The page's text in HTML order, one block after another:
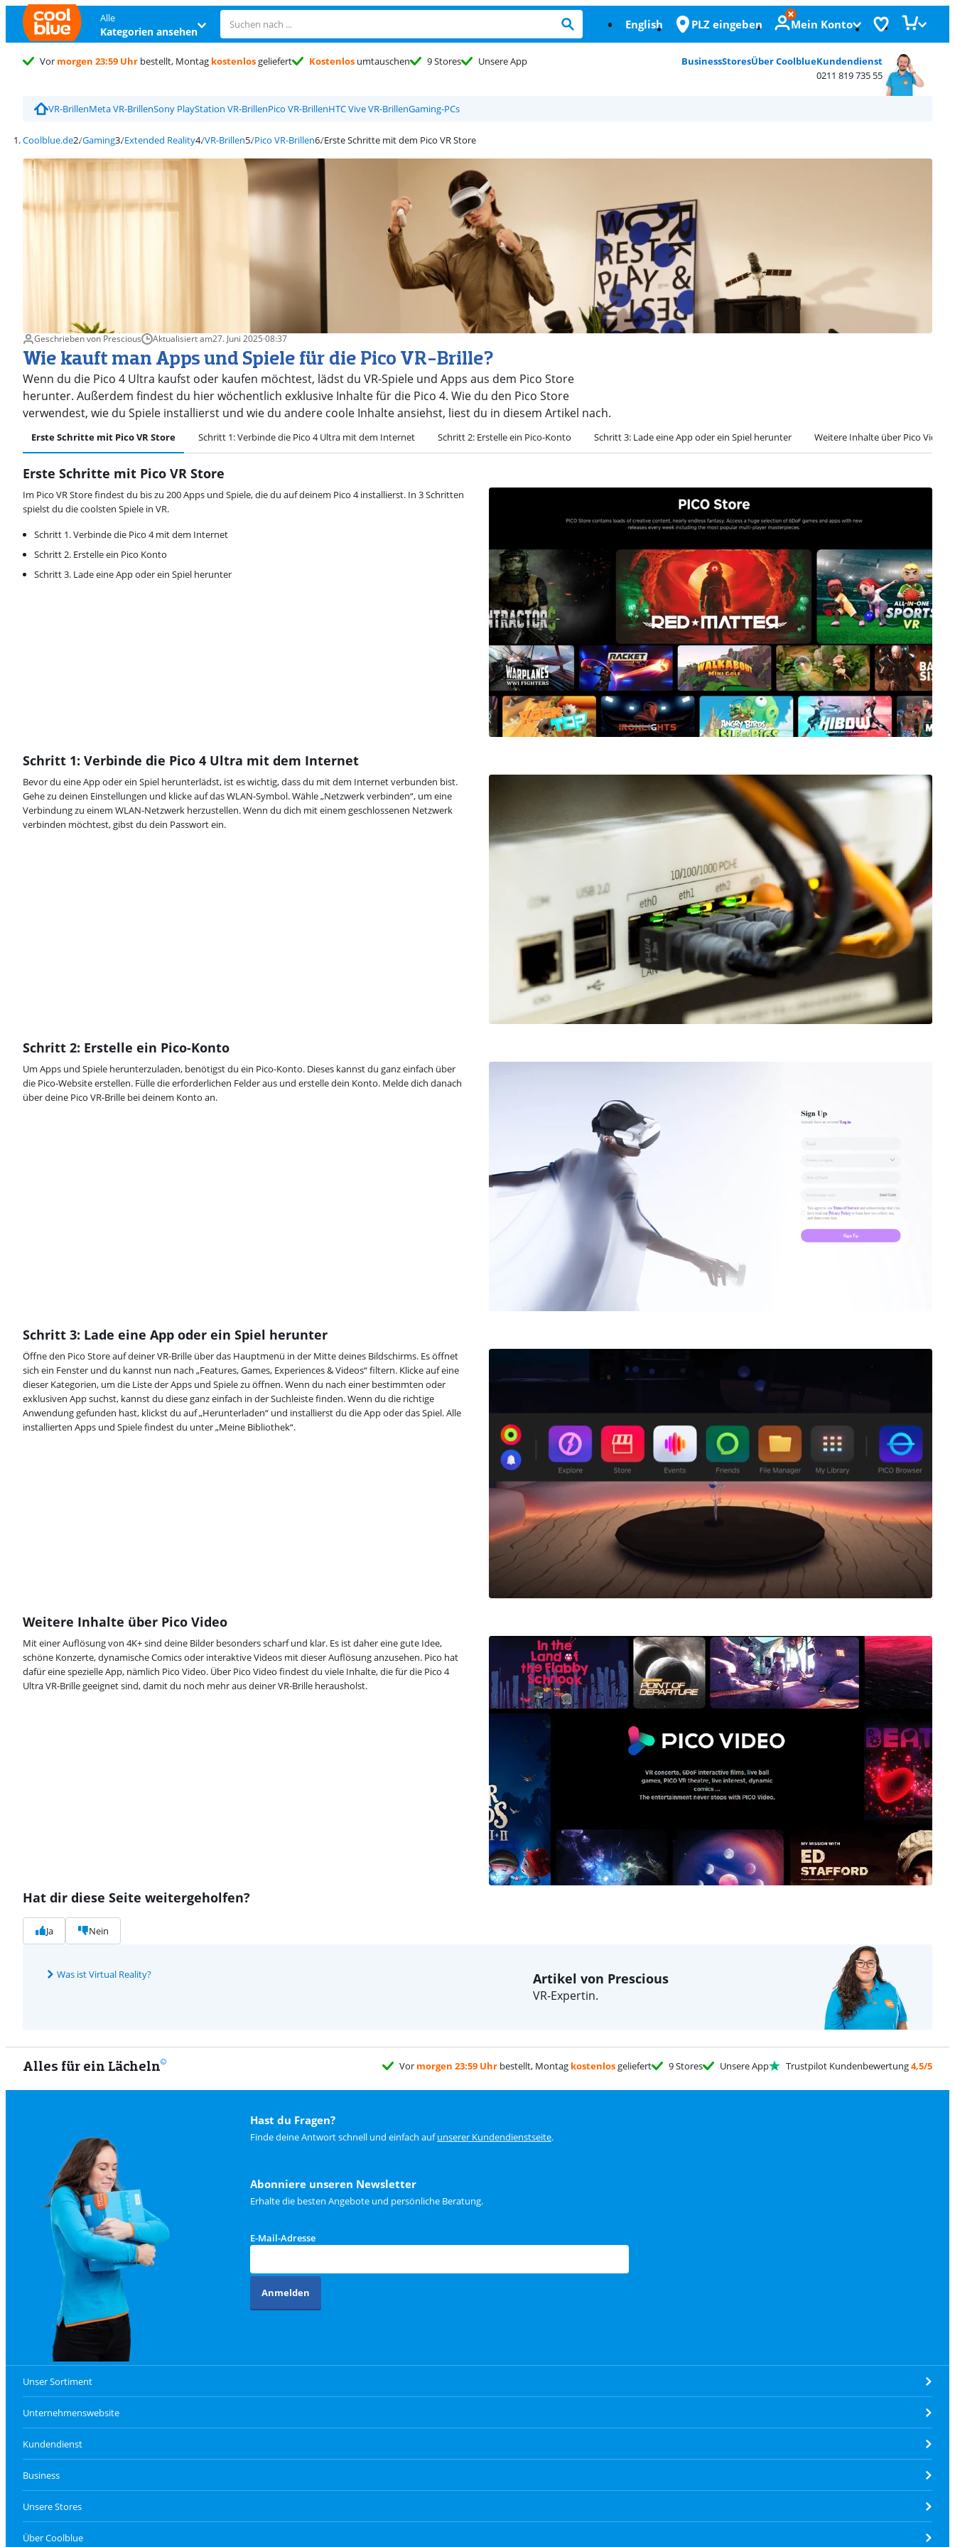
Alle
Kategorien ansehen English PLZ eingeben Mein Konto
Vor morgen 23:59 Uhr bestellt, Montag kostenlosgeliefert Kostenlos umtauschen 9 Stores
Unsere App
BusinessStoresÜber CoolblueKundendienst
0211 819 735 55
VR-BrillenMeta VR-BrillenSony PlayStation VR-BrillenPico VR-BrillenHTC Vive VR-BrillenGaming-PCs
Coolblue.de Gaming Extended Reality VR-Brillen Pico VR-Brillen Erste Schritte mit dem Pico VR Store
Geschrieben von Prescious Aktualisiert am27. Juni 2025·08:37
Wie kauft man Apps und Spiele für die Pico VR-Brille?
Wenn du die Pico 4 Ultra kaufst oder kaufen möchtest, lädst du VR-Spiele und Apps aus dem Pico Store
herunter. Außerdem findest du hier wöchentlich exklusive Inhalte für die Pico 4. Wie du den Pico Store
verwendest, wie du Spiele installierst und wie du andere coole Inhalte ansiehst, liest du in diesem Artikel nach.
Erste Schritte mit Pico VR Store Schritt 1: Verbinde die Pico 4 Ultra mit dem Internet Schritt 2: Erstelle ein Pico-Konto Schritt 3: Lade eine App oder ein Spiel herunter Weitere Inhalte über Pico Video
Erste Schritte mit Pico VR Store
Im Pico VR Store findest du bis zu 200 Apps und Spiele, die du auf deinem Pico 4 installierst. In 3 Schritten
spielst du die coolsten Spiele in VR.
Schritt 1. Verbinde die Pico 4 mit dem Internet
Schritt 2. Erstelle ein Pico Konto
Schritt 3. Lade eine App oder ein Spiel herunter
Schritt 1: Verbinde die Pico 4 Ultra mit dem Internet
Bevor du eine App oder ein Spiel herunterlädst, ist es wichtig, dass du mit dem Internet verbunden bist.
Gehe zu deinen Einstellungen und klicke auf das WLAN-Symbol. Wähle „Netzwerk verbinden“, um eine
Verbindung zu einem WLAN-Netzwerk herzustellen. Wenn du dich mit einem geschlossenen Netzwerk
verbinden möchtest, gibst du dein Passwort ein.
Schritt 2: Erstelle ein Pico-Konto
Um Apps und Spiele herunterzuladen, benötigst du ein Pico-Konto. Dieses kannst du ganz einfach über
die Pico-Website erstellen. Fülle die erforderlichen Felder aus und erstelle dein Konto. Melde dich danach
über deine Pico VR-Brille bei deinem Konto an.
Schritt 3: Lade eine App oder ein Spiel herunter
Öffne den Pico Store auf deiner VR-Brille über das Hauptmenü in der Mitte deines Bildschirms. Es öffnet
sich ein Fenster und du kannst nun nach „Features, Games, Experiences & Videos“ filtern. Klicke auf eine
dieser Kategorien, um die Liste der Apps und Spiele zu öffnen. Wenn du nach einer bestimmten oder
exklusiven App suchst, kannst du diese ganz einfach in der Suchleiste finden. Wenn du die richtige
Anwendung gefunden hast, klickst du auf „Herunterladen“ und installierst du die App oder das Spiel. Alle
installierten Apps und Spiele findest du unter „Meine Bibliothek“.
Weitere Inhalte über Pico Video
Mit einer Auflösung von 4K+ sind deine Bilder besonders scharf und klar. Es ist daher eine gute Idee,
schöne Konzerte, dynamische Comics oder interaktive Videos mit dieser Auflösung anzusehen. Pico hat
dafür eine spezielle App, nämlich Pico Video. Über Pico Video findest du viele Inhalte, die für die Pico 4
Ultra VR-Brille geeignet sind, damit du noch mehr aus deiner VR-Brille herausholst.
Hat dir diese Seite weitergeholfen?
Ja Nein
Was ist Virtual Reality? Artikel von Prescious
VR-Expertin.
Alles für ein Lächeln Vor morgen 23:59 Uhr bestellt, Montag kostenlosgeliefert 9 Stores Unsere App Trustpilot Kundenbewertung4,5/5
Hast du Fragen?
Finde deine Antwort schnell und einfach aufunserer Kundendienstseite.
Abonniere unseren Newsletter
Erhalte die besten Angebote und persönliche Beratung.
E-Mail-Adresse
Anmelden
Unser Sortiment
Unternehmenswebsite
Kundendienst
Business
Unsere Stores
Über Coolblue